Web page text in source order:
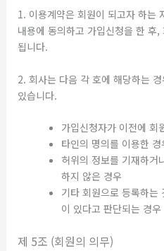
1. 이용계약은 회원이 되고자 하는
내용에 동의하고 가입신청을 한 후
됩니다.
2. 회사는 다음 각 호에 해당하는
있습니다.
가입신청자가 이전에 회
타인의 명의를 이용한 경
허위의 정보를 기재하거
하지 않은 경우
기타 회원으로 등록하는
이 있다고 판단되는 경우
제 5조 (회원의 의무)